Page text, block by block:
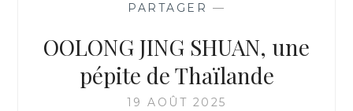
PARTAGER —
OOLONG JING SHUAN, une
pépite de Thaïlande
19 AOÛT 2025